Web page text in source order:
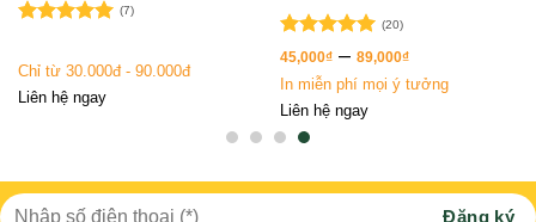
Được xếp
hạng
5 sao
(20)
45,000₫– 89,000₫
In miễn phí mọi ý tưởng
Liên hệ ngay
5 sao
(7)
Chỉ từ 30.000đ - 90.000đ
Liên hệ ngay